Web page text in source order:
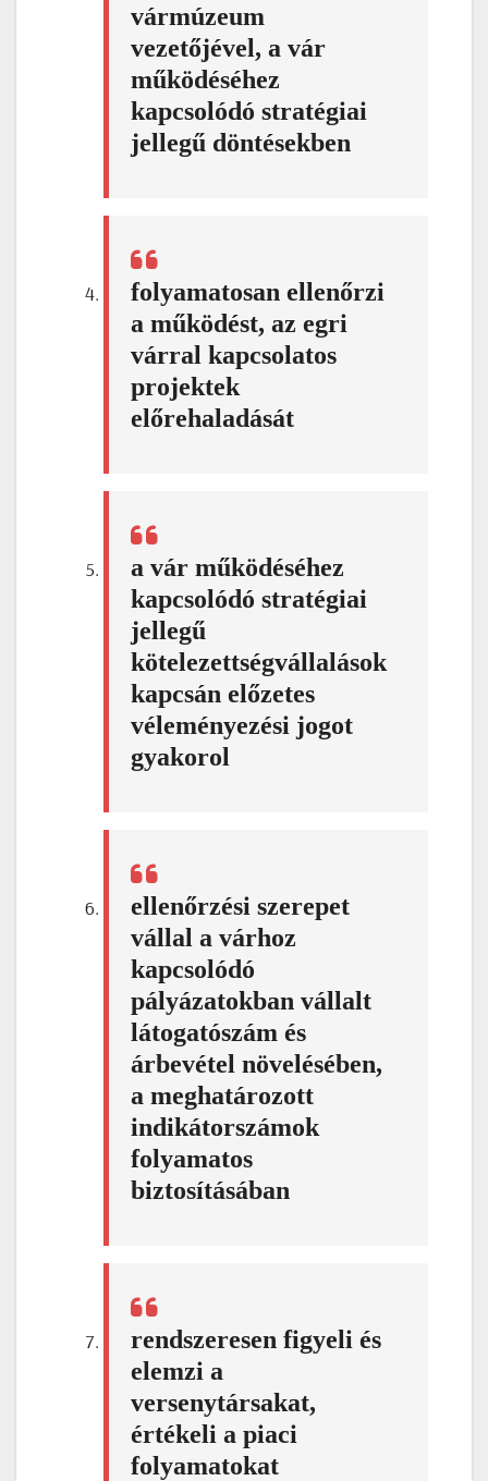
vármúzeum
vezetőjével, a vár
működéséhez
kapcsolódó stratégiai
jellegű döntésekben
folyamatosan ellenőrzi
a működést, az egri
várral kapcsolatos
projektek
előrehaladását
a vár működéséhez
kapcsolódó stratégiai
jellegű
kötelezettségvállalások
kapcsán előzetes
véleményezési jogot
gyakorol
ellenőrzési szerepet
vállal a várhoz
kapcsolódó
pályázatokban vállalt
látogatószám és
árbevétel növelésében,
a meghatározott
indikátorszámok
folyamatos
biztosításában
rendszeresen figyeli és
elemzi a
versenytársakat,
értékeli a piaci
folyamatokat